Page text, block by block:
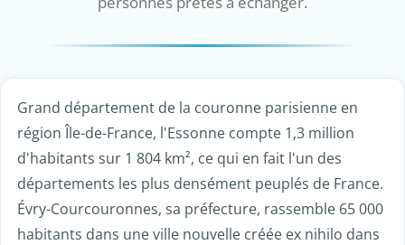
Grand département de la couronne parisienne en
région Île-de-France, l'Essonne compte 1,3 million
d'habitants sur 1 804 km², ce qui en fait l'un des
départements les plus densément peuplés de France.
Évry-Courcouronnes, sa préfecture, rassemble 65 000
habitants dans une ville nouvelle créée ex nihilo dans